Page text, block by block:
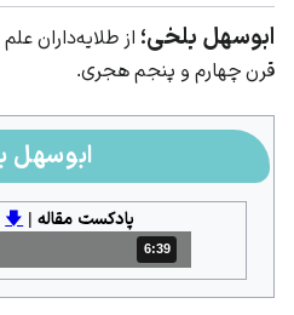
ابوسهل بلخی؛ از طلایه‌داران
قرن چهارم و پنجم هجری.
ابوسهل
پادکست مقاله|
🡇
مدت: 6 دقیقه و 39 ثانیه
6:39